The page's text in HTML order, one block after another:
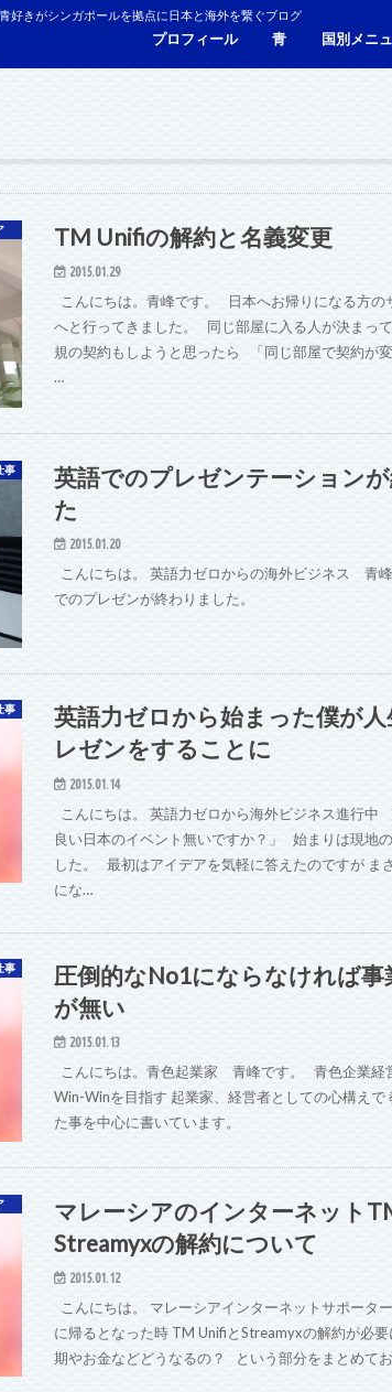
好きがシンガポールを拠点に日本と海外を繋ぐブログ
プロフィール 青 国別メニ
TM Unifiの解約と名義変更
2015.01.29
こんにちは。青峰です。 日本へお帰りになる方の
へと行ってきました。 同じ部屋に入る人が決まっ
規の契約もしようと思ったら 「同じ部屋で契約が
…
事
英語でのプレゼンテーション
た
2015.01.20
こんにちは。 英語力ゼロからの海外ビジネス 青
でのプレゼンが終わりました。
事
英語力ゼロから始まった僕が
レゼンをすることに
2015.01.14
こんにちは。 英語力ゼロから海外ビジネス進行
良い日本のイベント無いですか？」 始まりは現地
した。 最初はアイデアを気軽に答えたのですが ま
にな…
事
圧倒的なNo1にならなければ事
が無い
2015.01.13
こんにちは。青色起業家 青峰です。 青色企業経
Win-Winを目指す 起業家、経営者としての心構えで
た事を中心に書いています。
マレーシアのインターネット
Streamyxの解約について
2015.01.12
こんにちは。 マレーシアインターネットサポータ
に帰るとなった時 TM UnifiとStreamyxの解約が必
期やお金などどうなるの？ という部分をまとめて